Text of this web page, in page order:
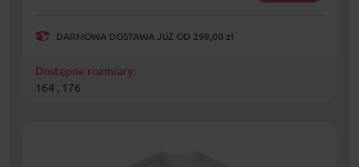
DARMOWA DOSTAWA JUŻ OD 299,00 zł
Dostępne rozmiary:
164 , 176